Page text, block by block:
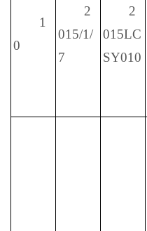
1
0
2
015/1/
7
2
015LC
SY010